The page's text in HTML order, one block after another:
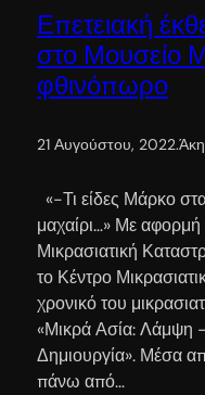
Επετειακή
στο Μουσείο
φθινόπωρο
21 Αυγούστου, 2022.
«-Τι είδες Μάρκο
μαχαίρι…» Με
Μικρασιατική
το Κέντρο
χρονικό του
«Μικρά Ασία: Λάμψη
Δημιουργία». Μέσα
πάνω από…